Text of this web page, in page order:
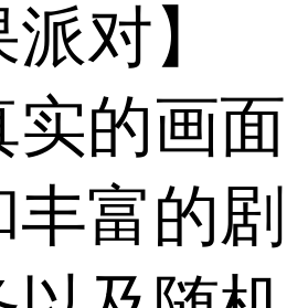
派对】
实的画面
富的剧